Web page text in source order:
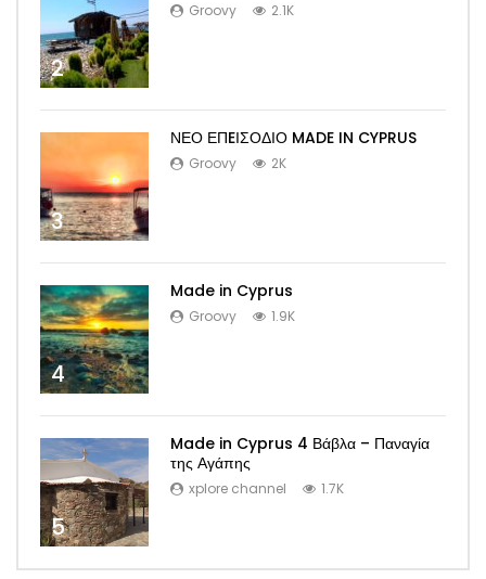
2
Groovy 2.1K
3
ΝΕΟ ΕΠEΙΣΟΔΙΟ MADE IN CYPRUS
Groovy 2K
4
Made in Cyprus
Groovy 1.9K
5
Made in Cyprus 4 Βάβλα – Παναγία
της Αγάπης
xplore channel 1.7K